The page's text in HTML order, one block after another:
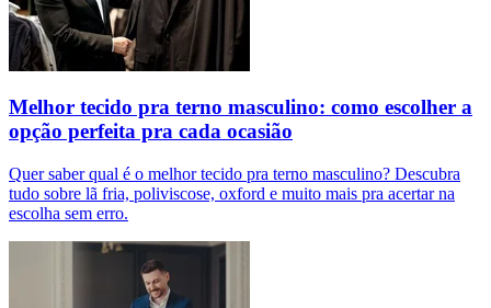
Melhor tecido pra terno masculino: como escolher a
opção perfeita pra cada ocasião
Quer saber qual é o melhor tecido pra terno masculino? Descubra
tudo sobre lã fria, poliviscose, oxford e muito mais pra acertar na
escolha sem erro.